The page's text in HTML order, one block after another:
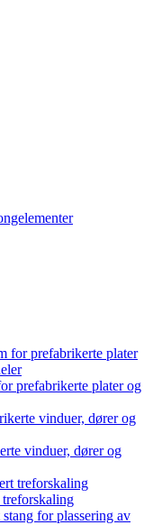
prefabrikerte plater og
vinduer, dører og